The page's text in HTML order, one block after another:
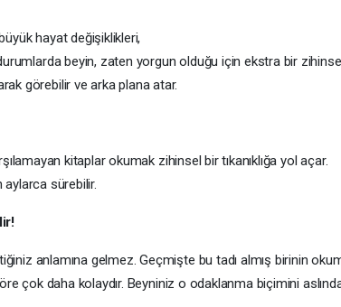
hayat değişiklikleri,
beyin, zaten yorgun olduğu için ekstra bir
görebilir ve arka plana atar.
kitaplar okumak zihinsel bir tıkanıklığa yol açar.
sürebilir.
anlamına gelmez. Geçmişte bu tadı almış birinin
çok daha kolaydır. Beyniniz o odaklanma biçimini